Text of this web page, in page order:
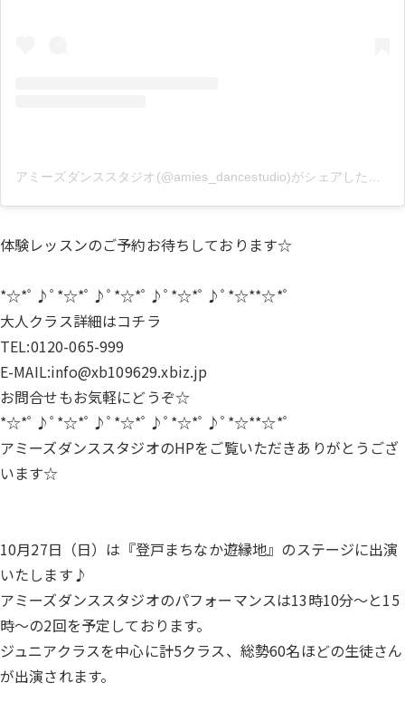
体験レッスンのご予約お待ちしております☆
*☆*ﾟ♪ﾟ*☆*ﾟ♪ﾟ*☆*ﾟ♪ﾟ*☆*ﾟ♪ﾟ*☆**☆*ﾟ
大人クラス詳細はコチラ
TEL:0120-065-999
E-MAIL:info@xb109629.xbiz.jp
お問合せもお気軽にどうぞ☆
*☆*ﾟ♪ﾟ*☆*ﾟ♪ﾟ*☆*ﾟ♪ﾟ*☆*ﾟ♪ﾟ*☆**☆*ﾟ
アミーズダンススタジオのHPをご覧いただきありがとうござ
います☆
10月27日（日）は『登戸まちなか遊縁地』のステージに出演
いたします♪
アミーズダンススタジオのパフォーマンスは13時10分～と15
時～の2回を予定しております。
ジュニアクラスを中心に計5クラス、総勢60名ほどの生徒さん
が出演されます。